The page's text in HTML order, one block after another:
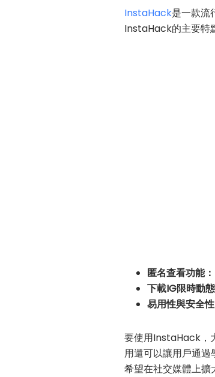
InstaHack是一款流
InstaHack的主要特
匿名查看功能：
下載IG限時動態
易用性與安全性
要使用InstaHack，
用還可以讓用戶通
希望在社交媒體上擴